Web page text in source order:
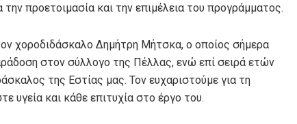
προετοιμασία και την επιμέλεια του προγράμματος.
χοροδιδάσκαλο Δημήτρη Μήτσκα, ο οποίος σήμερα
στον σύλλογο της Πέλλας, ενώ επί σειρά ετών
της Εστίας μας. Τον ευχαριστούμε για τη
υγεία και κάθε επιτυχία στο έργο του.